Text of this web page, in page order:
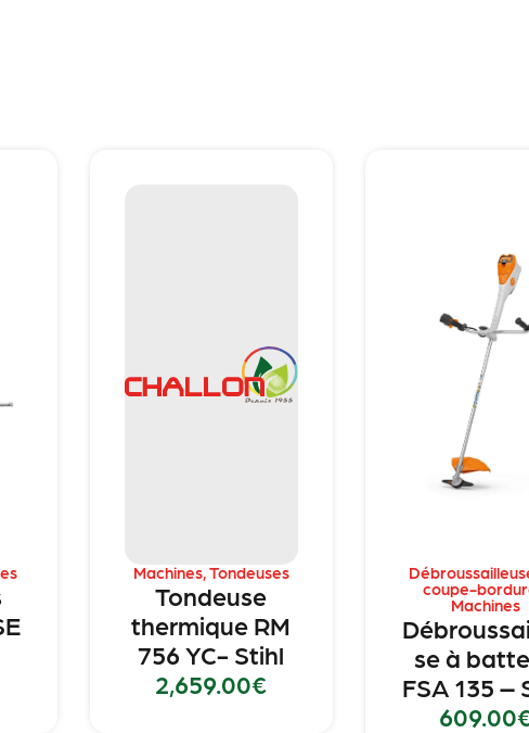
Machines,Tondeuses
Tondeuse
thermique RM
756 YC- Stihl
2,659.00€
coupe-
Machines
se à
FSA 135 –
609.00